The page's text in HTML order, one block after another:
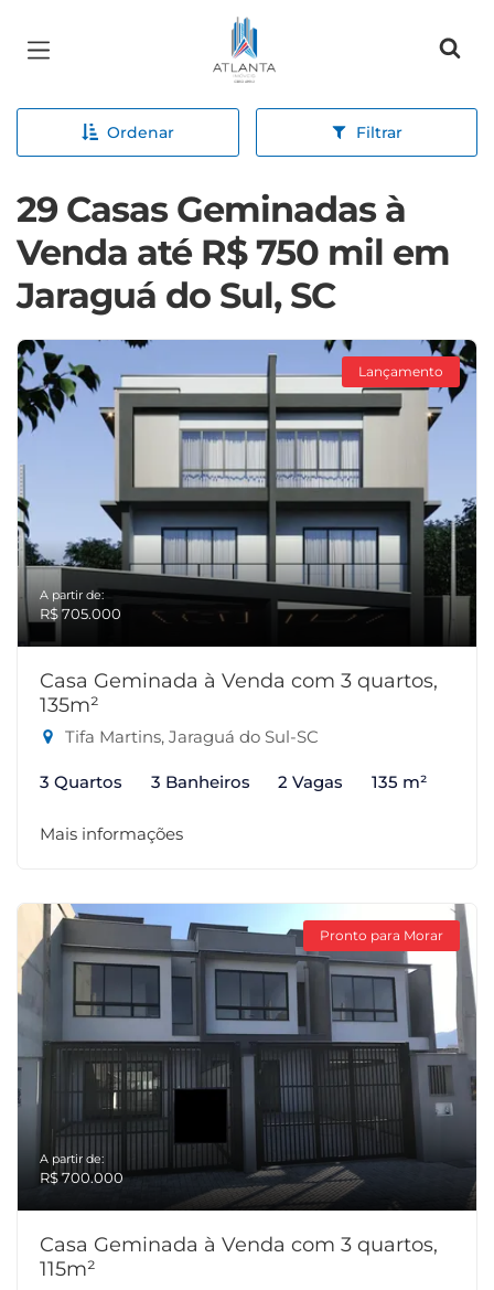
Página inicial
Ordenar Filtrar
29 Casas Geminadas à
Venda até R$ 750 mil em
Jaraguá do Sul, SC
Lançamento
A partir de:
R$ 705.000
Casa Geminada à Venda com 3 quartos,
135m²
Tifa Martins, Jaraguá do Sul-SC
3 Quartos 3 Banheiros 2 Vagas 135 m²
Mais informações
Pronto para Morar
A partir de:
R$ 700.000
Casa Geminada à Venda com 3 quartos,
115m²